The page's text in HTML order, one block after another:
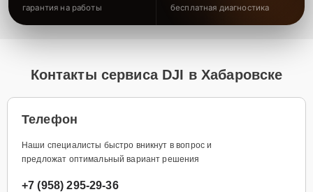
гарантия на работы бесплатная диагностика
Контакты сервиса DJI в Хабаровске
Телефон
Наши специалисты быстро вникнут в вопрос и
предложат оптимальный вариант решения
+7 (958) 295-29-36